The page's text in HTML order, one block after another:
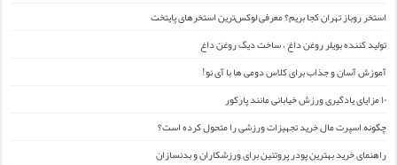
استخر روباز تهران کجا بریم؟ معرفی لوکس‌ترین استخرهای پایتخت
تولید کننده بویلر روغن داغ ، ساخت دیگ روغن داغ
آموزش آسان و جذاب برای کلاس دومی ها با آی نو!
۱۰ مزایای یادگیری ورزش خیابانی مانند پارکور
چگونه اسپرت مال خرید تجهیزات ورزشی را متحول کرده است؟
راهنمای خرید بهترین پودر پروتئین برای ورزشکاران و بدنسازان